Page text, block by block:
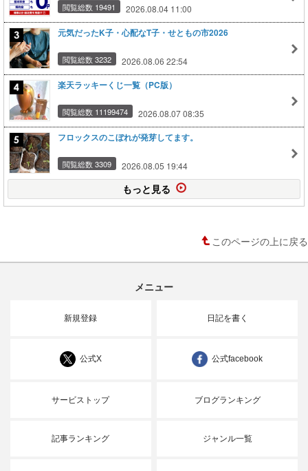
閲覧総数 19491 2026.08.04 11:00
元気だったK子・心配なT子・せともの市2026
閲覧総数 3232 2026.08.06 22:54
楽天ラッキーくじ一覧（PC版）
閲覧総数 11199474 2026.08.07 08:35
フロックスのこぼれが発芽してます。
閲覧総数 3309 2026.08.05 19:44
もっと見る
このページの上に戻る
メニュー
新規登録 日記を書く
公式X 公式facebook
サービストップ ブログランキング
記事ランキング ジャンル一覧